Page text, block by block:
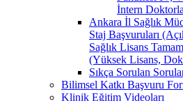
İntern
Ankara İl Sağlık
Staj Başvuruları
Sağlık Lisans
(Yüksek Lisans,
Sıkça Sorulan
Bilimsel Katkı Başvuru
Klinik Eğitim Videoları